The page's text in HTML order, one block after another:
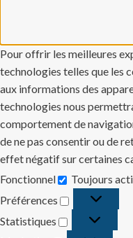
Pour offrir les meilleures
technologies telles que les
aux informations des
technologies nous
comportement de
de ne pas consentir ou de
effet négatif sur certaines
Fonctionnel
Fonctionnel
Toujours
Préférences
Préférences
Statistiques
Statistiques